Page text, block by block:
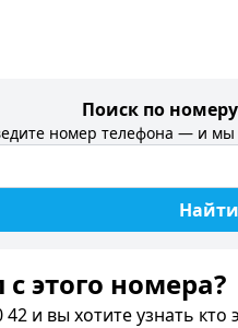
Поиск по
номер телефона — и
Найти
этого номера?
и вы хотите узнать кто